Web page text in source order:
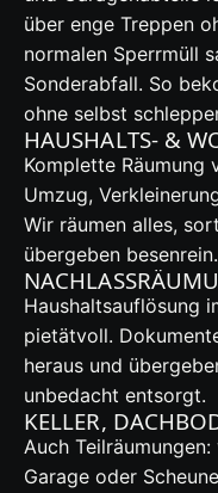
über enge Treppen
normalen Sperrmüll
Sonderabfall. So
ohne selbst
HAUSHALTS- &
Komplette Räumung
Umzug,
Wir räumen alles,
übergeben besenrein.
Haushaltsauflösung
pietätvoll.
heraus und
unbedacht entsorgt.
KELLER,
Auch
Garage oder